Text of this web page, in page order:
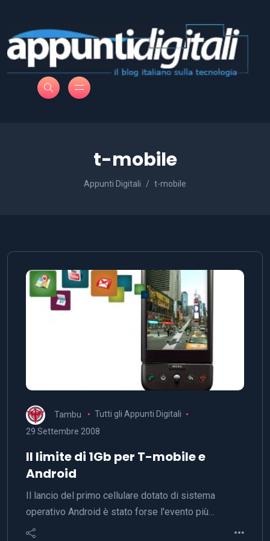
t-mobile
Appunti Digitali t-mobile
Tambu
Tutti gli Appunti Digitali
29 Settembre 2008
Il limite di 1Gb per T-mobile e
Android
Il lancio del primo cellulare dotato di sistema
operativo Android è stato forse l'evento più…